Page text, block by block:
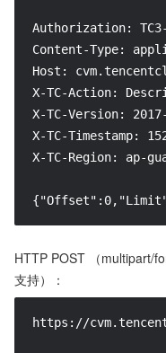
Authorization: TC3-
Content-Type:
Host:
X-TC-Action:
X-TC-Version:
X-TC-Timestamp:
X-TC-Region: ap-
HTTP POST （multipart/
支持）：
https://